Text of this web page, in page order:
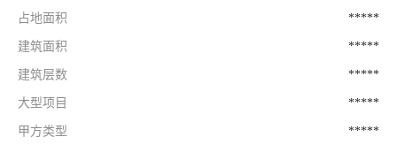
占地面积 *****
建筑面积 *****
建筑层数 *****
大型项目 *****
甲方类型 *****